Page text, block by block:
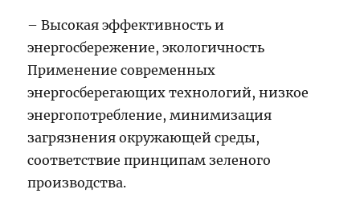
– Высокая эффективность и
энергосбережение, экологичность
Применение современных
энергосберегающих технологий, низкое
энергопотребление, минимизация
загрязнения окружающей среды,
соответствие принципам зеленого
производства.